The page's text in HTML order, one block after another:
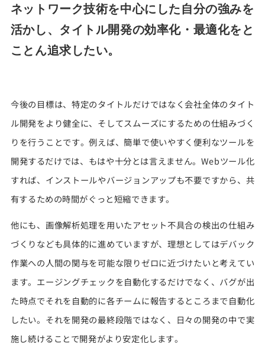
ネットワーク技術を中心にした自分の強みを
活かし、 タイトル開発の効率化・最適化をと
ことん追求したい。
今後の目標は、特定のタイトルだけではなく会社全体のタイト
ル開発をより健全に、そしてスムーズにするための仕組みづく
りを行うことです。例えば、簡単で使いやすく便利なツールを
開発するだけでは、もはや十分とは言えません。Webツール化
すれば、インストールやバージョンアップも不要ですから、共
有するための時間がぐっと短縮できます。
他にも、画像解析処理を用いたアセット不具合の検出の仕組み
づくりなども具体的に進めていますが、理想としてはデバック
作業への人間の関与を可能な限りゼロに近づけたいと考えてい
ます。エージングチェックを自動化するだけでなく、バグが出
た時点でそれを自動的に各チームに報告するところまで自動化
したい。それを開発の最終段階ではなく、日々の開発の中で実
施し続けることで開発がより安定化します。